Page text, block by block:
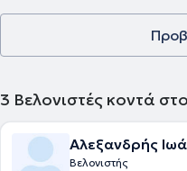
3 Βελονιστές κοντά
Αλεξανδρής
Βελονιστής